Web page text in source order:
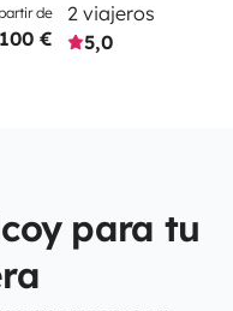
de
100 €
2 viajeros
5,0
para tu